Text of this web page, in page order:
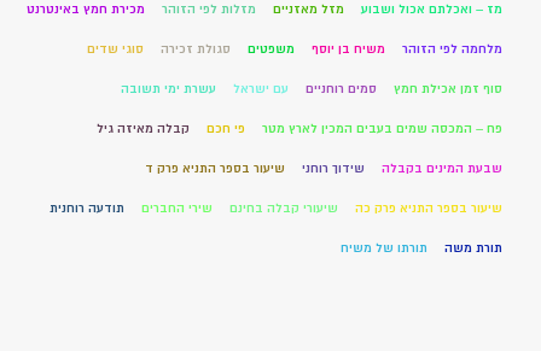
מז – ואכלתם אכול ושבוע מזל מאזניים מזלות לפי הזוהר מכירת חמץ באינטרנט
מלחמה לפי הזוהר משיח בן יוסף משפטים סגולת זכירה סוגי שדים
סוף זמן אכילת חמץ סמים רוחניים עם ישראל עשרת ימי תשובה
פח – המכסה שמים בעבים המכין לארץ מטר פי חכם קבלה מאיזה גיל
שבעת המינים בקבלה שידוך רוחני שיעור בספר התניא פרק ד
שיעור בספר התניא פרק כה שיעורי קבלה בחינם שירי החברים תודעה רוחנית
תורת משה תורתו של משיח